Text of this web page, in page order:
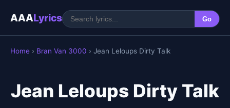
AAALyrics Go
Home › Bran Van 3000 › Jean Leloups Dirty Talk
Jean Leloups Dirty Talk